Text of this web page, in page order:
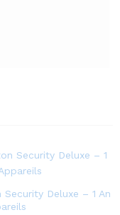
Security Deluxe – 1 An